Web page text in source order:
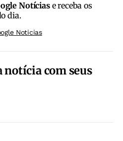
Notíciase receba os
dia.
Noticias
notícia com seus